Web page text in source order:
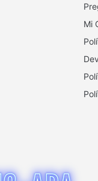
Mi